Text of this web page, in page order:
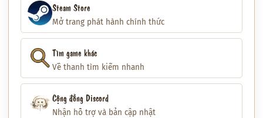
Steam Store
Mở trang phát hành chính thức
Tìm game khác
Về thanh tìm kiếm nhanh
Cộng đồng Discord
Nhận hỗ trợ và bản cập nhật